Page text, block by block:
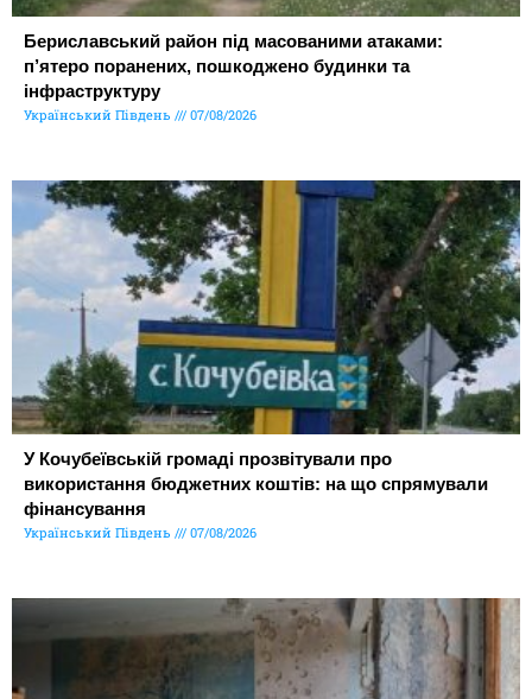
Бериславський район під масованими атаками:
п’ятеро поранених, пошкоджено будинки та
інфраструктуру
Український Південь 07/08/2026
У Кочубеївській громаді прозвітували про
використання бюджетних коштів: на що спрямували
фінансування
Український Південь 07/08/2026